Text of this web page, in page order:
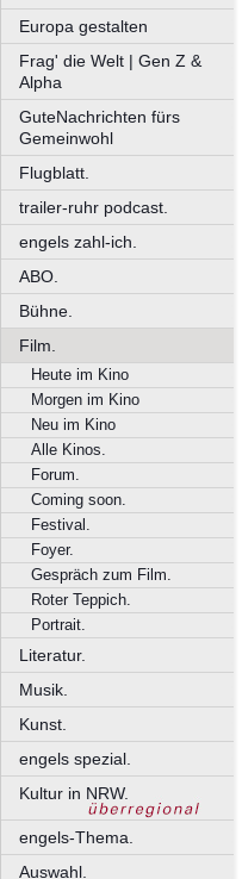
Europa gestalten
Frag' die Welt | Gen Z &
Alpha
GuteNachrichten fürs
Gemeinwohl
Flugblatt.
trailer-ruhr podcast.
engels zahl-ich.
ABO.
Bühne.
Film.
Heute im Kino
Morgen im Kino
Neu im Kino
Alle Kinos.
Forum.
Coming soon.
Festival.
Foyer.
Gespräch zum Film.
Roter Teppich.
Portrait.
Literatur.
Musik.
Kunst.
engels spezial.
Kultur in NRW.
engels-Thema.
Auswahl.